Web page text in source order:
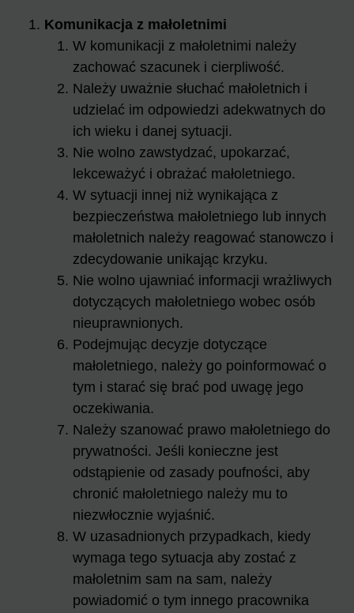
Komunikacja z małoletnimi
W komunikacji z małoletnimi należy
zachować szacunek i cierpliwość.
Należy uważnie słuchać małoletnich i
udzielać im odpowiedzi adekwatnych do
ich wieku i danej sytuacji.
Nie wolno zawstydzać, upokarzać,
lekceważyć i obrażać małoletniego.
W sytuacji innej niż wynikająca z
bezpieczeństwa małoletniego lub innych
małoletnich należy reagować stanowczo i
zdecydowanie unikając krzyku.
Nie wolno ujawniać informacji wrażliwych
dotyczących małoletniego wobec osób
nieuprawnionych.
Podejmując decyzje dotyczące
małoletniego, należy go poinformować o
tym i starać się brać pod uwagę jego
oczekiwania.
Należy szanować prawo małoletniego do
prywatności. Jeśli konieczne jest
odstąpienie od zasady poufności, aby
chronić małoletniego należy mu to
niezwłocznie wyjaśnić.
W uzasadnionych przypadkach, kiedy
wymaga tego sytuacja aby zostać z
małoletnim sam na sam, należy
powiadomić o tym innego pracownika